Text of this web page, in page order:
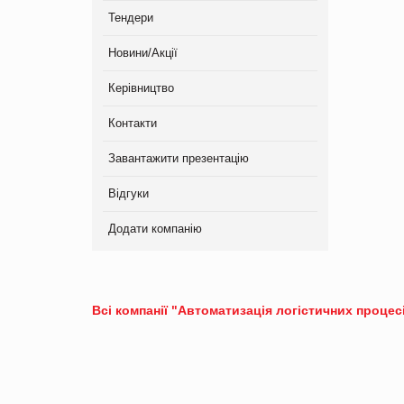
Тендери
Новини/Акції
Керівництво
Контакти
Завантажити презентацію
Відгуки
Додати компанію
Всі компанії "Автоматизація логістичних